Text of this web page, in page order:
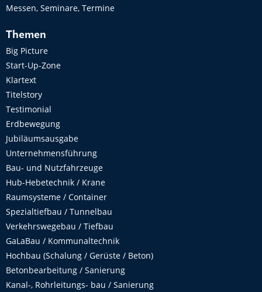
Messen, Seminare, Termine
Themen
Big Picture
Start-Up-Zone
Klartext
Titelstory
Testimonial
Erdbewegung
Jubiläumsausgabe
Unternehmensführung
Bau- und Nutzfahrzeuge
Hub-Hebetechnik / Krane
Raumsysteme / Container
Spezialtiefbau / Tunnelbau
Verkehrswegebau / Tiefbau
GaLaBau / Kommunaltechnik
Hochbau (Schalung / Gerüste / Beton)
Betonbearbeitung / Sanierung
Kanal-, Rohrleitungs- bau / Sanierung